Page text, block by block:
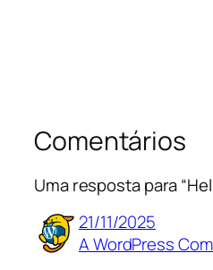
Comentários
Uma resposta para
21/11/2025
A WordPress